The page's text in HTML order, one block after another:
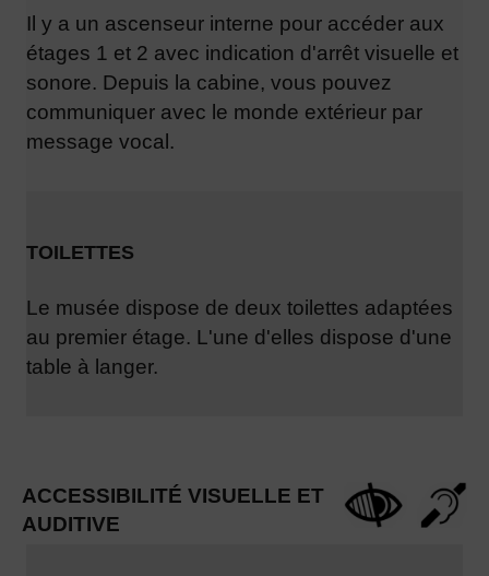
Il y a un ascenseur interne pour accéder aux
étages 1 et 2 avec indication d'arrêt visuelle et
sonore. Depuis la cabine, vous pouvez
communiquer avec le monde extérieur par
message vocal.
TOILETTES
Le musée dispose de deux toilettes adaptées
au premier étage. L'une d'elles dispose d'une
table à langer.
ACCESSIBILITÉ VISUELLE ET
AUDITIVE